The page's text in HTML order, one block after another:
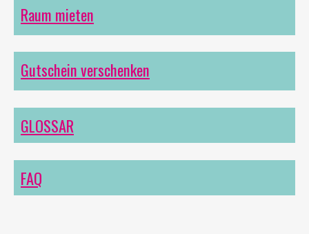
Raum mieten
Gutschein verschenken
GLOSSAR
FAQ